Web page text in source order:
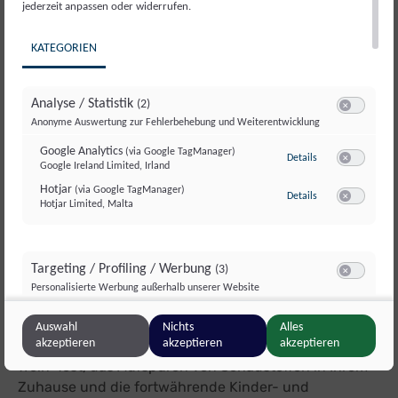
GLOBAL NEWS VOL. 1 - 2025
In der neuen Ausgabe geht es um unseren großen
Wein-Test, das Aufspüren von Schadstoffen in Ihrem
Zuhause und die fortwährende Kinder- und
jederzeit anpassen oder widerrufen.
KATEGORIEN
Analyse / Statistik (2)
Anonyme Auswertung zur Fehlerbehebung und Weiterentwicklung
Google Analytics (via Google TagManager)
Google Ireland Limited, Irland
Details zu Google
Hotjar (via Google TagManager)
Hotjar Limited, Malta
Details zu Hotjar (via
Targeting / Profiling / Werbung (3)
Personalisierte Werbung außerhalb unserer Website
Meta Pixel(via Google TagManager)
Meta Platforms Ireland Ltd., Irland
Details zu Meta Pixel
Switch zum
Google GTag(via Google TagManager)
Google Ireland Limited, Irland
zu Google GTag
Unbounce (via Google TagManager)
Auswahl
akzeptieren
Nichts
akzeptieren
Alles
akzeptieren